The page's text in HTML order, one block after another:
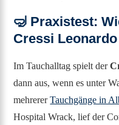
🤿 Praxistest:
Cressi
Im Tauchalltag spielt der
dann aus, wenn es unter
mehrererTauchgänge in
Hospital Wrack, lief der